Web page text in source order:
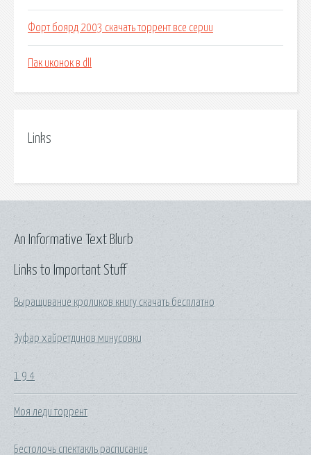
Форт боярд 2003 скачать торрент все серии
Пак иконок в dll
Links
Links to Important Stuff
Выращивание кроликов книгу скачать бесплатно
Зуфар хайретдинов минусовки
1 9 4
Моя леди торрент
Бестолочь спектакль расписание
An Informative Text Blurb